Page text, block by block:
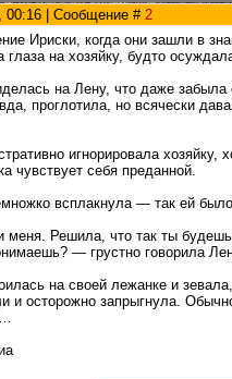
00:16 | Сообщение #2
Ириски, когда они зашли в
на хозяйку, будто
на Лену, что даже
проглотила, но всячески
игнорировала хозяйку,
чувствует себя преданной.
всплакнула — так ей
Решила, что так ты
— грустно говорила
на своей лежанке и
и осторожно запрыгнула.